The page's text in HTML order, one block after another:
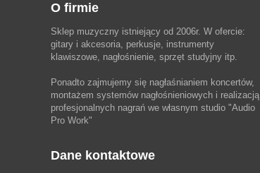
O firmie
Sklep muzyczny istniejący od 2006r. W ofercie:
gitary i akcesoria, perkusje, instrumenty
klawiszowe, nagłośnienie, sprzęt studyjny itp.
Ponadto zajmujemy się nagłaśnianiem koncertów,
montażem systemów nagłośnieniowych i realizacją
profesjonalnych nagrań we własnym studio "Audio
Pro Work"
Dane kontaktowe